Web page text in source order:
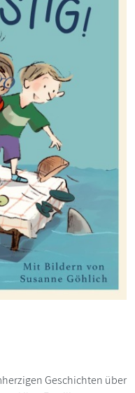
Geschichten über